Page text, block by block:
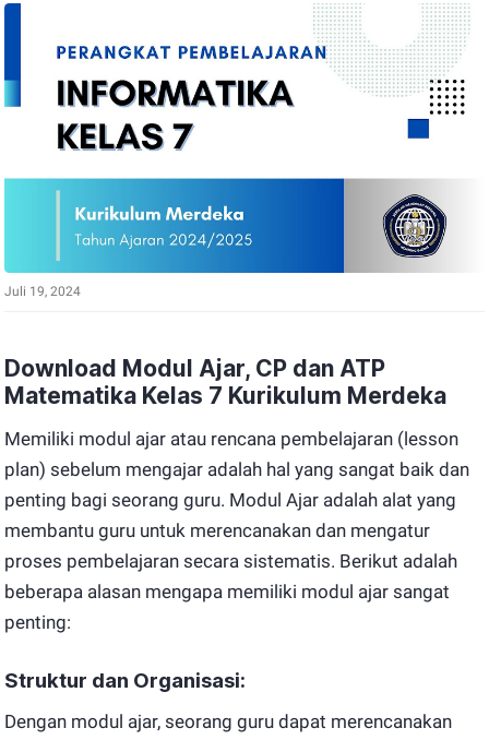
Juli 19, 2024
Download Modul Ajar, CP dan ATP
Matematika Kelas 7 Kurikulum Merdeka
Memiliki modul ajar atau rencana pembelajaran (lesson
plan) sebelum mengajar adalah hal yang sangat baik dan
penting bagi seorang guru. Modul Ajar adalah alat yang
membantu guru untuk merencanakan dan mengatur
proses pembelajaran secara sistematis. Berikut adalah
beberapa alasan mengapa memiliki modul ajar sangat
penting:
Struktur dan Organisasi:
Dengan modul ajar, seorang guru dapat merencanakan